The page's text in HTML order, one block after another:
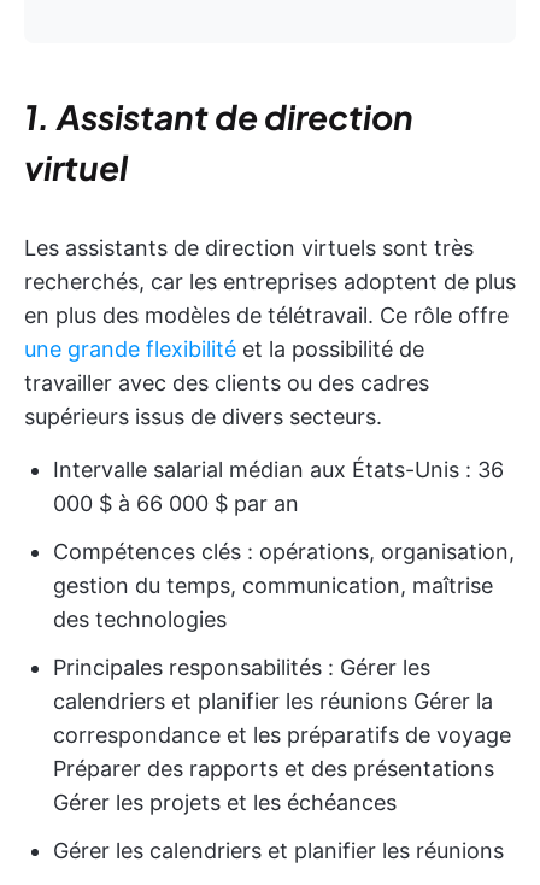
1. Assistant de direction
virtuel
Les assistants de direction virtuels sont très
recherchés, car les entreprises adoptent de plus
en plus des modèles de télétravail. Ce rôle offre
une grande flexibilité et la possibilité de
travailler avec des clients ou des cadres
supérieurs issus de divers secteurs.
Intervalle salarial médian aux États-Unis : 36
000 $ à 66 000 $ par an
Compétences clés : opérations, organisation,
gestion du temps, communication, maîtrise
des technologies
Principales responsabilités : Gérer les
calendriers et planifier les réunions Gérer la
correspondance et les préparatifs de voyage
Préparer des rapports et des présentations
Gérer les projets et les échéances
Gérer les calendriers et planifier les réunions